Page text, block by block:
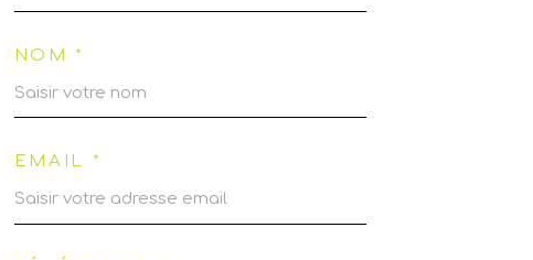
NOM *
EMAIL *